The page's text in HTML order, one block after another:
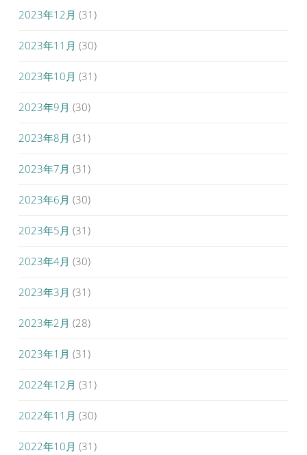
2023年12月 (31)
2023年11月 (30)
2023年10月 (31)
2023年9月 (30)
2023年8月 (31)
2023年7月 (31)
2023年6月 (30)
2023年5月 (31)
2023年4月 (30)
2023年3月 (31)
2023年2月 (28)
2023年1月 (31)
2022年12月 (31)
2022年11月 (30)
2022年10月 (31)